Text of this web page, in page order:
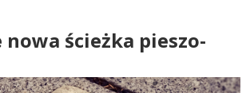
ścieżka pieszo-